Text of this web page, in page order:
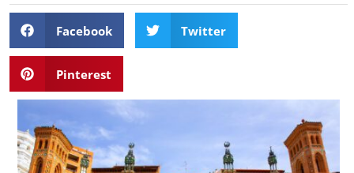
Facebook Twitter
Pinterest